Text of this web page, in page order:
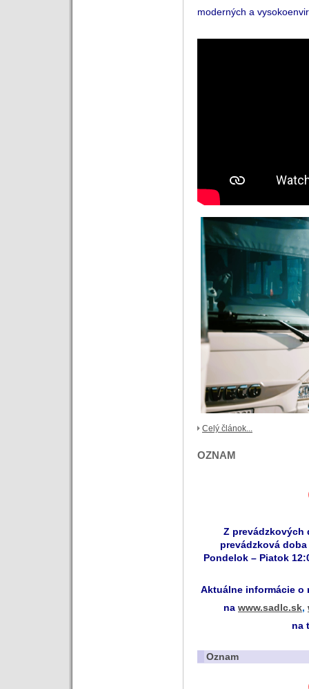
moderných a
Celý článok...
OZNAM
Z prevádzkových
prevádzková
Pondelok – Piatok
Aktuálne informácie o
na www.sadlc.sk,
na
Oznam